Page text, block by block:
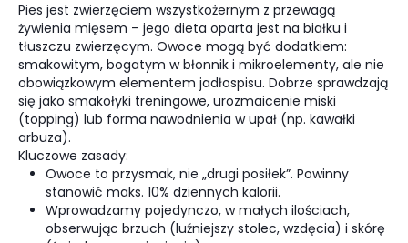
Pies jest zwierzęciem wszystkożernym z przewagą
żywienia mięsem – jego dieta oparta jest na białku i
tłuszczu zwierzęcym. Owoce mogą być dodatkiem:
smakowitym, bogatym w błonnik i mikroelementy, ale nie
obowiązkowym elementem jadłospisu. Dobrze sprawdzają
się jako smakołyki treningowe, urozmaicenie miski
(topping) lub forma nawodnienia w upał (np. kawałki
arbuza).
Kluczowe zasady:
Owoce to przysmak, nie „drugi posiłek”. Powinny
stanowić maks. 10% dziennych kalorii.
Wprowadzamy pojedynczo, w małych ilościach,
obserwując brzuch (luźniejszy stolec, wzdęcia) i skórę